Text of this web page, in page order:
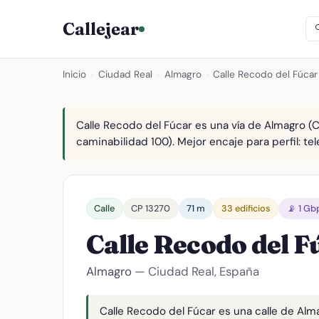
Callejear
Inicio Ciudad Real Almagro Calle Recodo del Fúcar
Calle Recodo del Fúcar es una vía de Almagro
caminabilidad 100). Mejor encaje para perfil:
Calle CP 13270 71 m 33 edificios 📡 1
Calle Recodo del
Almagro — Ciudad Real, España
Calle Recodo del Fúcar es una calle de